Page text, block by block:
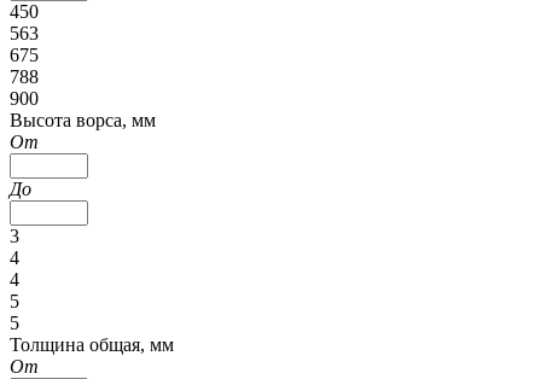
450
563
675
788
900
Высота ворса, мм
От
До
3
4
4
5
5
Толщина общая, мм
От